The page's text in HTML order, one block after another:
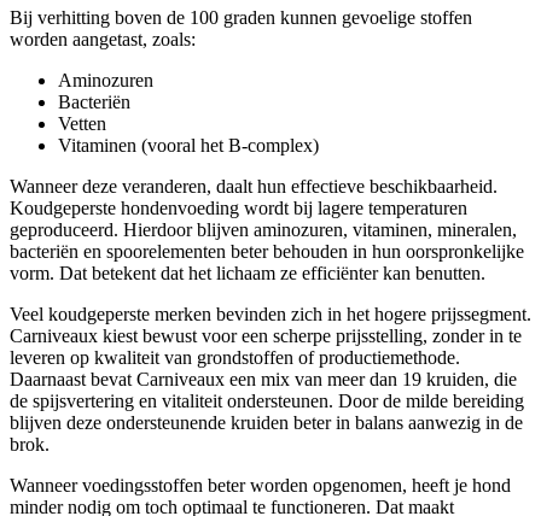
Bij verhitting boven de 100 graden kunnen gevoelige stoffen
worden aangetast, zoals:
Aminozuren
Bacteriën
Vetten
Vitaminen (vooral het B-complex)
Wanneer deze veranderen, daalt hun effectieve beschikbaarheid.
Koudgeperste hondenvoeding wordt bij lagere temperaturen
geproduceerd. Hierdoor blijven aminozuren, vitaminen, mineralen,
bacteriën en spoorelementen beter behouden in hun oorspronkelijke
vorm. Dat betekent dat het lichaam ze efficiënter kan benutten.
Veel koudgeperste merken bevinden zich in het hogere prijssegment.
Carniveaux kiest bewust voor een scherpe prijsstelling, zonder in te
leveren op kwaliteit van grondstoffen of productiemethode.
Daarnaast bevat Carniveaux een mix van meer dan 19 kruiden, die
de spijsvertering en vitaliteit ondersteunen. Door de milde bereiding
blijven deze ondersteunende kruiden beter in balans aanwezig in de
brok.
Wanneer voedingsstoffen beter worden opgenomen, heeft je hond
minder nodig om toch optimaal te functioneren. Dat maakt